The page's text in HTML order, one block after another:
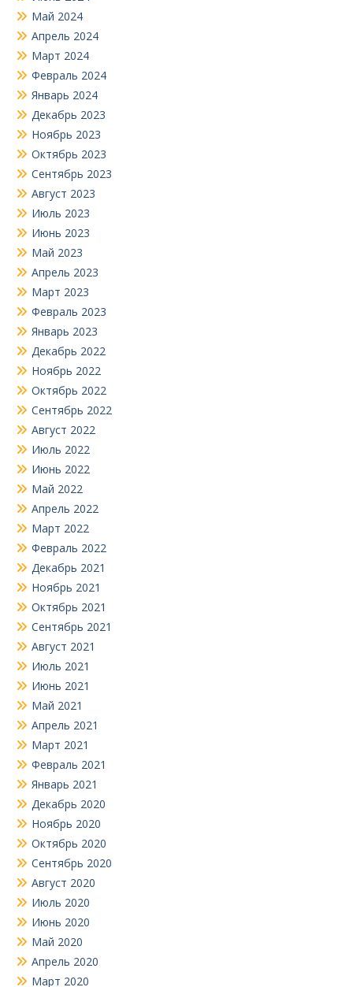
Май 2024
Апрель 2024
Март 2024
Февраль 2024
Январь 2024
Декабрь 2023
Ноябрь 2023
Октябрь 2023
Сентябрь 2023
Август 2023
Июль 2023
Июнь 2023
Май 2023
Апрель 2023
Март 2023
Февраль 2023
Январь 2023
Декабрь 2022
Ноябрь 2022
Октябрь 2022
Сентябрь 2022
Август 2022
Июль 2022
Июнь 2022
Май 2022
Апрель 2022
Март 2022
Февраль 2022
Декабрь 2021
Ноябрь 2021
Октябрь 2021
Сентябрь 2021
Август 2021
Июль 2021
Июнь 2021
Май 2021
Апрель 2021
Март 2021
Февраль 2021
Январь 2021
Декабрь 2020
Ноябрь 2020
Октябрь 2020
Сентябрь 2020
Август 2020
Июль 2020
Июнь 2020
Май 2020
Апрель 2020
Март 2020